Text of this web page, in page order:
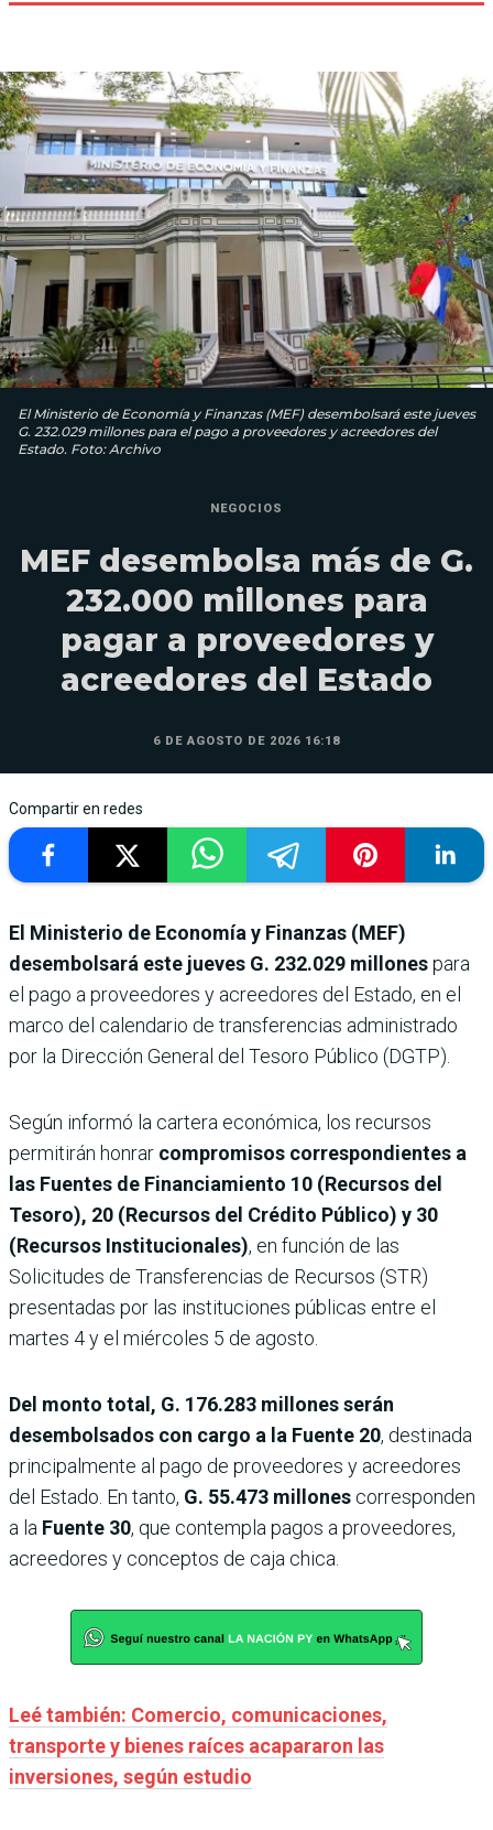
El Ministerio de Economía y Finanzas (MEF) desembolsará este jueves
G. 232.029 millones para el pago a proveedores y acreedores del
Estado. Foto: Archivo
NEGOCIOS
MEF desembolsa más de G.
232.000 millones para
pagar a proveedores y
acreedores del Estado
6 DE AGOSTO DE 2026 16:18
Compartir en redes
El Ministerio de Economía y Finanzas (MEF)
desembolsará este jueves G. 232.029 millonespara
el pago a proveedores y acreedores del Estado, en el
marco del calendario de transferencias administrado
por la Dirección General del Tesoro Público (DGTP).
Según informó la cartera económica, los recursos
permitirán honrar compromisos correspondientes a
las Fuentes de Financiamiento 10 (Recursos del
Tesoro), 20 (Recursos del Crédito Público) y 30
(Recursos Institucionales), en función de las
Solicitudes de Transferencias de Recursos (STR)
presentadas por las instituciones públicas entre el
martes 4 y el miércoles 5 de agosto.
Del monto total, G. 176.283 millones serán
desembolsados con cargo a la Fuente 20, destinada
principalmente al pago de proveedores y acreedores
del Estado. En tanto, G. 55.473 millones corresponden
a la Fuente 30, que contempla pagos a proveedores,
acreedores y conceptos de caja chica.
Leé también: Comercio, comunicaciones,
transporte y bienes raíces acapararon las
inversiones, según estudio